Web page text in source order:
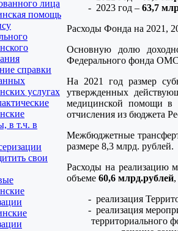
лица
помощь
справки
услугах
в т.ч. в
свои
2023 год – 63,7
Расходы Фонда на 2021,
Основную долю
Федерального фонда
На 2021 год размер
утвержденных
медицинской помощи в
отчисления из бюджета
Межбюджетные
размере 8,3 млрд. рублей.
Расходы на реализацию
объеме 60,6 млрд.рублей
реализация
реализация
территориального